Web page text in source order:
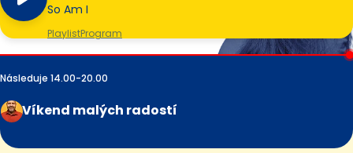
So Am I
PlaylistProgram
Následuje 14.00-20.00
Víkend malých radostí